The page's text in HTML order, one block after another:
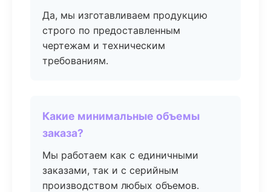
Да, мы изготавливаем продукцию
строго по предоставленным
чертежам и техническим
требованиям.
Какие минимальные объемы
заказа?
Мы работаем как с единичными
заказами, так и с серийным
производством любых объемов.